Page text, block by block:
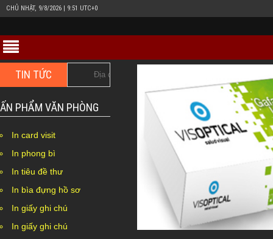
CHỦ NHẬT, 9/8/2026 | 9:51 UTC+0
TIN TỨC Địa chỉ in tem decal giấy giá rẻ lấy nhanh Hà Nội, Nghệ
ẤN PHẨM VĂN PHÒNG
In card visit
In phong bì
In tiêu đề thư
In bìa đựng hồ sơ
In giấy ghi chú
In giấy ghi chú